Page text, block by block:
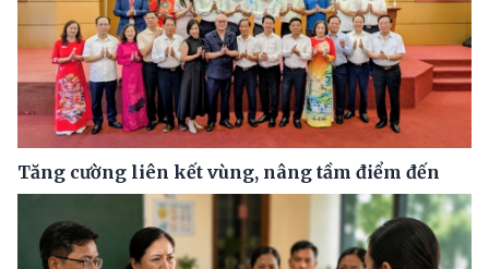
Tăng cường liên kết vùng, nâng tầm điểm đến